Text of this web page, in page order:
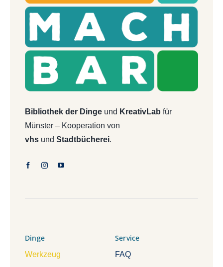
Bibliothek der Dingeund KreativLab für
Münster – Kooperation von
vhsund Stadtbücherei.
Dinge
Werkzeug
Service
FAQ